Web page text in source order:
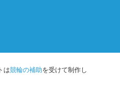
は競輪の補助を受けて制作し